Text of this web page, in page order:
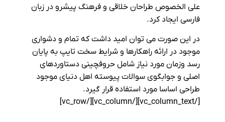
علی الخصوص طراحان خلاقی و فرهنگ پیشرو در زبان
فارسی ایجاد کرد.
در این صورت می توان امید داشت که تمام و دشواری
موجود در ارائه راهکارها و شرایط سخت تایپ به پایان
رسد وزمان مورد نیاز شامل حروفچینی دستاوردهای
اصلی و جوابگوی سوالات پیوسته اهل دنیای موجود
طراحی اساسا مورد استفاده قرار گیرد.
[/vc_column_text][/vc_column][/vc_row]